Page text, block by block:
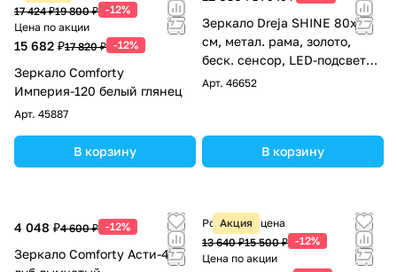
17 424 ₽19 800 ₽ -12%
Цена по акции
15 682 ₽17 820 ₽ -12%
Зеркало Comforty
Империя-120 белый глянец
Арт. 45887
В корзину
Зеркало Dreja SHINE 80x80
см, метал. рама, золото,
беск. сенсор, LED-подсветка,
диммер
Арт. 46652
В корзину
4 048 ₽4 600 ₽ -12%
Зеркало Comforty Асти-40
Акция
Розничная цена
13 640 ₽15 500 ₽ -12%
Цена по акции